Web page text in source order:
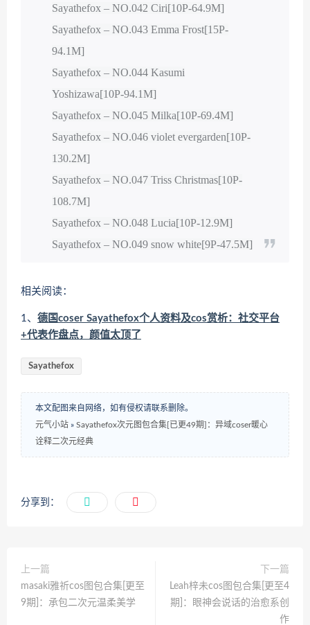
Sayathefox – NO.042 Ciri[10P-64.9M]
Sayathefox – NO.043 Emma Frost[15P-
94.1M]
Sayathefox – NO.044 Kasumi
Yoshizawa[10P-94.1M]
Sayathefox – NO.045 Milka[10P-69.4M]
Sayathefox – NO.046 violet evergarden[10P-
130.2M]
Sayathefox – NO.047 Triss Christmas[10P-
108.7M]
Sayathefox – NO.048 Lucia[10P-12.9M]
Sayathefox – NO.049 snow white[9P-47.5M]
相关阅读：
1、 德国coser Sayathefox个人资料及cos赏析：社交平台
+代表作盘点，颜值太顶了
Sayathefox
本文配图来自网络，如有侵权请联系删除。
元气小站 » Sayathefox次元图包合集[已更49期]：异域coser暖心
诠释二次元经典
分享到：
上一篇
masaki雅祈cos图包合集[更至
9期]：承包二次元温柔美学
下一篇
Leah梓未cos图包合集[更至4
期]：眼神会说话的治愈系创
作